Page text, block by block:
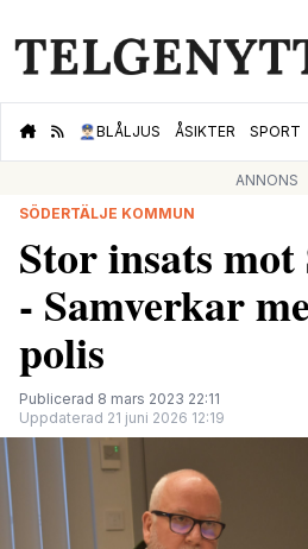
👮🏻‍♂️BLÅLJUS ÅSIKTER SPORT
ANNONS
SÖDERTÄLJE KOMMUN
Stor insats
- Samverkar
polis
Publicerad 8 mars 2023 22:11
Uppdaterad 21 juni 2026 12:19